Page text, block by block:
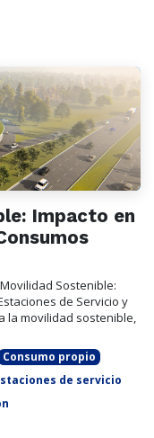
Impacto en
Sostenible:
de Servicio y
la movilidad sostenible,
Consumo propio
de servicio